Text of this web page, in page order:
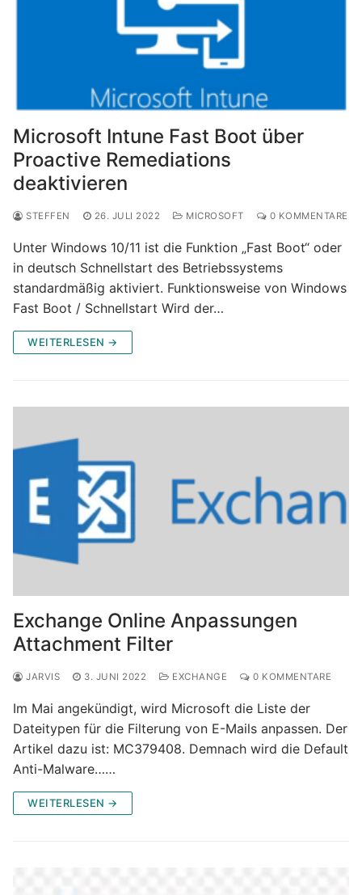
Microsoft Intune Fast Boot über
Proactive Remediations
deaktivieren
STEFFEN 26. JULI 2022 MICROSOFT 0 KOMMENTARE
Unter Windows 10/11 ist die Funktion „Fast Boot“ oder
in deutsch Schnellstart des Betriebssystems
standardmäßig aktiviert. Funktionsweise von Windows
Fast Boot / Schnellstart Wird der…
WEITERLESEN →
Exchange Online Anpassungen
Attachment Filter
JARVIS 3. JUNI 2022 EXCHANGE 0 KOMMENTARE
Im Mai angekündigt, wird Microsoft die Liste der
Dateitypen für die Filterung von E-Mails anpassen. Der
Artikel dazu ist: MC379408. Demnach wird die Default
Anti-Malware……
WEITERLESEN →